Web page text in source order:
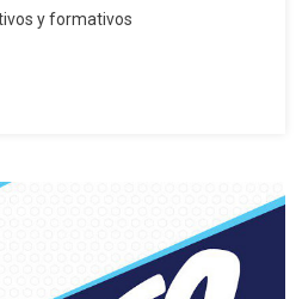
y formativos